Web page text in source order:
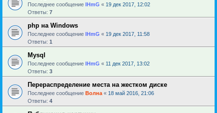
Последнее сообщение IHmG « 19 дек 2017, 12:02
Ответы: 7
php на Windows
Последнее сообщение IHmG « 19 дек 2017, 11:58
Ответы: 1
Mysql
Последнее сообщение IHmG « 11 дек 2017, 13:02
Ответы: 3
Перераспределение места на жестком диске
Последнее сообщение Волна « 18 май 2016, 21:06
Ответы: 4